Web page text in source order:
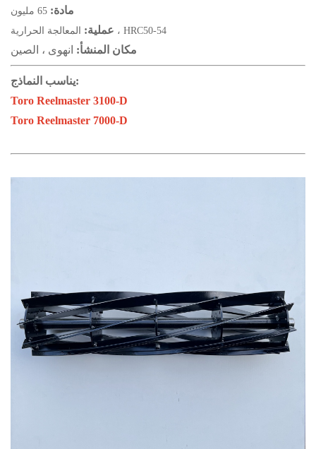
مادة: 65 مليون
عملية: المعالجة الحرارية ، HRC50-54
مكان المنشأ: انهوى ، الصين
يناسب النماذج:
Toro Reelmaster 3100-D
Toro Reelmaster 7000-D